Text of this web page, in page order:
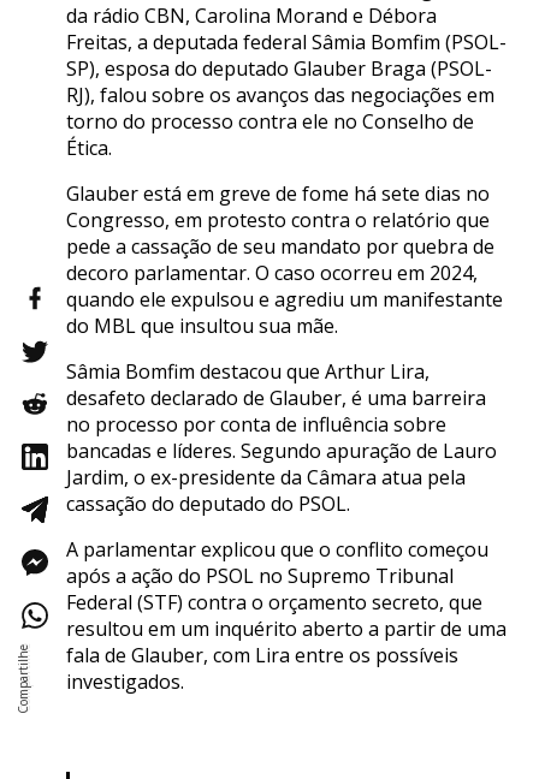
da rádio CBN, Carolina Morand e Débora
Freitas, a deputada federal Sâmia Bomfim (PSOL-
SP), esposa do deputado Glauber Braga (PSOL-
RJ), falou sobre os avanços das negociações em
torno do processo contra ele no Conselho de
Ética.
Glauber está em greve de fome há sete dias no
Congresso, em protesto contra o relatório que
pede a cassação de seu mandato por quebra de
decoro parlamentar. O caso ocorreu em 2024,
quando ele expulsou e agrediu um manifestante
do MBL que insultou sua mãe.
Sâmia Bomfim destacou que Arthur Lira,
desafeto declarado de Glauber, é uma barreira
no processo por conta de influência sobre
bancadas e líderes. Segundo apuração de Lauro
Jardim, o ex-presidente da Câmara atua pela
cassação do deputado do PSOL.
A parlamentar explicou que o conflito começou
após a ação do PSOL no Supremo Tribunal
Federal (STF) contra o orçamento secreto, que
resultou em um inquérito aberto a partir de uma
fala de Glauber, com Lira entre os possíveis
investigados.